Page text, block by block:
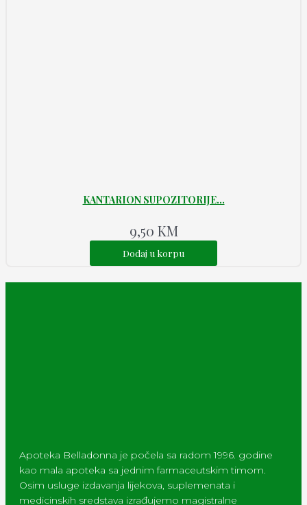
KANTARION SUPOZITORIJE...
9,50 KM
Dodaj u korpu
Apoteka Belladonna je počela sa radom 1996. godine
kao mala apoteka sa jednim farmaceutskim timom.
Osim usluge izdavanja lijekova, suplemenata i
medicinskih sredstava izrađujemo magistralne